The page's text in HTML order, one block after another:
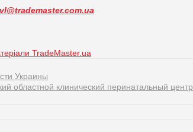
vl@trademaster.com.ua
TradeMaster.ua
Украины
областной клинический перинатальный центр